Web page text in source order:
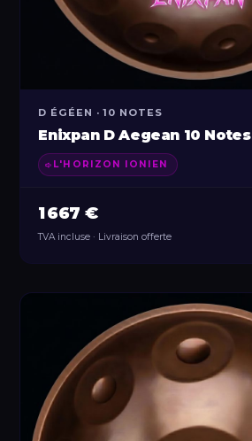
D ÉGÉEN · 10 NOTES
Enixpan D Aegean 10 Notes
L'HORIZON IONIEN
1 667 €
TVA incluse · Livraison offerte